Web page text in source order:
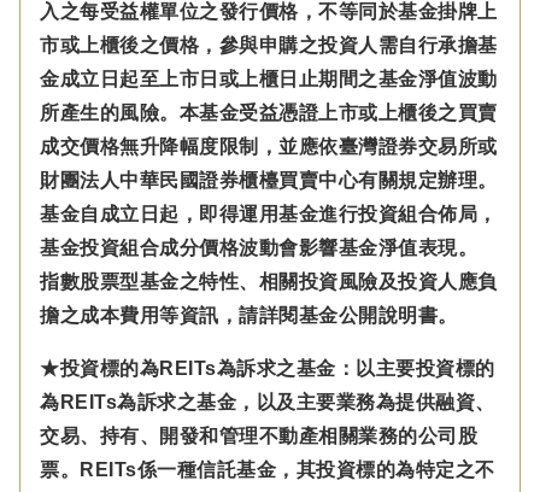
入之每受益權單位之發行價格，不等同於基金掛牌上
市或上櫃後之價格，參與申購之投資人需自行承擔基
金成立日起至上市日或上櫃日止期間之基金淨值波動
所產生的風險。本基金受益憑證上市或上櫃後之買賣
成交價格無升降幅度限制，並應依臺灣證券交易所或
財團法人中華民國證券櫃檯買賣中心有關規定辦理。
基金自成立日起，即得運用基金進行投資組合佈局，
基金投資組合成分價格波動會影響基金淨值表現。
指數股票型基金之特性、相關投資風險及投資人應負
擔之成本費用等資訊，請詳閱基金公開說明書。
★投資標的為REITs為訴求之基金：以主要投資標的
為REITs為訴求之基金，以及主要業務為提供融資、
交易、持有、開發和管理不動產相關業務的公司股
票。REITs係一種信託基金，其投資標的為特定之不